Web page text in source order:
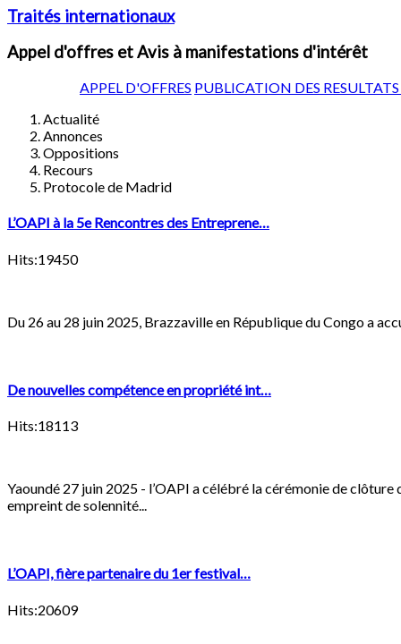
Traités internationaux
Appel d'offres et Avis à manifestations d'intérêt
APPEL D'OFFRES PUBLICATION DES
Actualité
Annonces
Oppositions
Recours
Protocole de Madrid
L’OAPI à la 5e Rencontres des Entreprene…
Hits:19450
Du 26 au 28 juin 2025, Brazzaville en République du Congo a
De nouvelles compétence en propriété int…
Hits:18113
Yaoundé 27 juin 2025 - l’OAPI a célébré la cérémonie de
empreint de solennité...
L’OAPI, fière partenaire du 1er festival…
Hits:20609